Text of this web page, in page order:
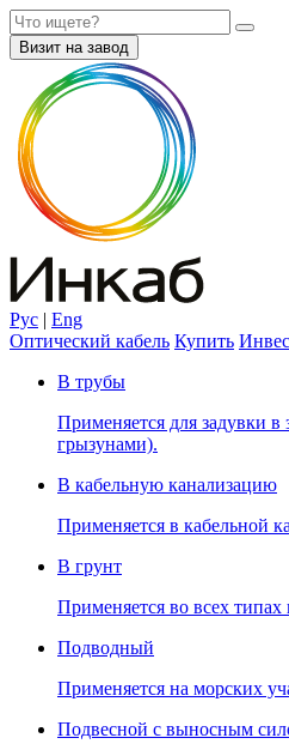
Визит на завод
Рус | Eng
Оптический кабель Купить
В трубы
Применяется для задувки в
грызунами).
В кабельную канализацию
Применяется в кабельной
В грунт
Применяется во всех
Подводный
Применяется на морских
Подвесной с выносным